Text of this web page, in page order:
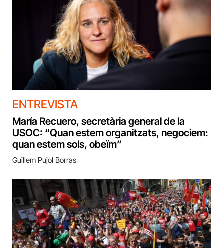
ENTREVISTA
María Recuero, secretària general de la
USOC: “Quan estem organitzats, negociem:
quan estem sols, obeïm”
Guillem Pujol Borras